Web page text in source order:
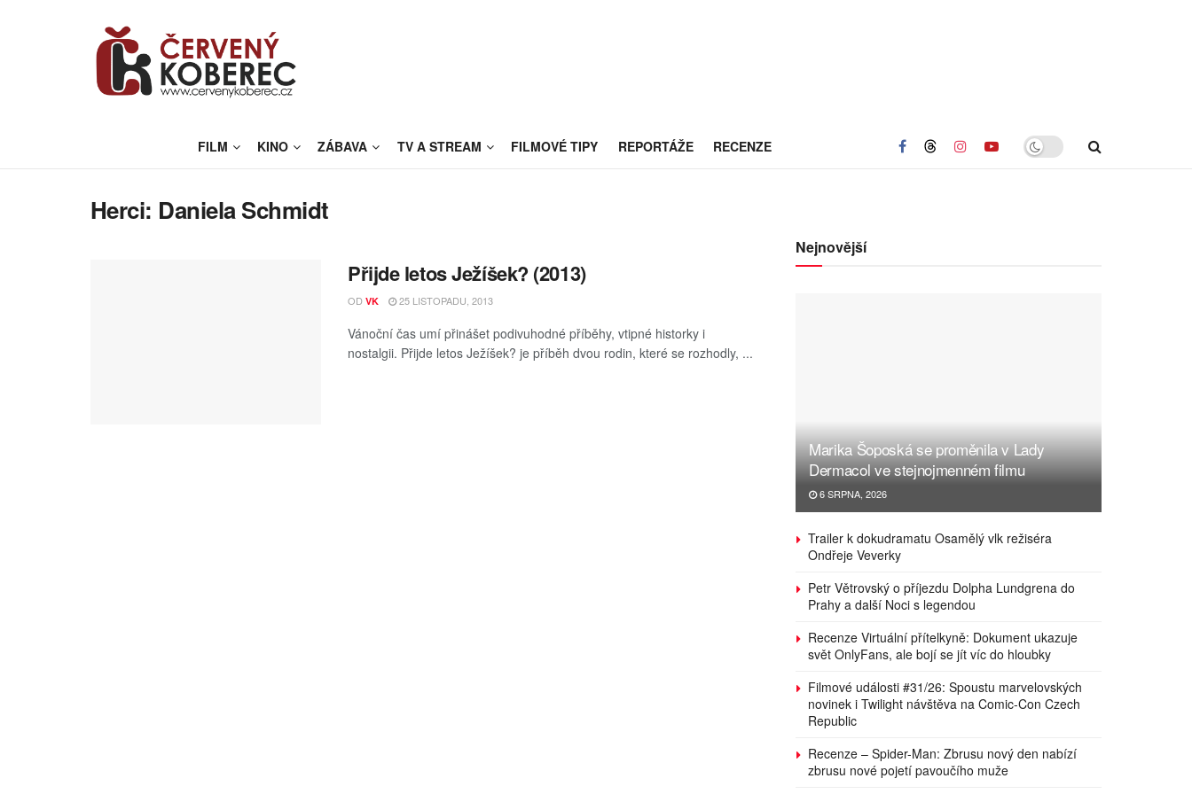
FILM KINO ZÁBAVA TV A STREAM FILMOVÉ TIPY REPORTÁŽE RECENZE
Herci: Daniela Schmidt
Přijde letos Ježíšek? (2013)
OD VK 25 LISTOPADU, 2013
Vánoční čas umí přinášet podivuhodné příběhy, vtipné historky i
nostalgii. Přijde letos Ježíšek? je příběh dvou rodin, které se rozhodly, ...
Nejnovější
Marika Šoposká se proměnila v Lady
Dermacol ve stejnojmenném filmu
6 SRPNA, 2026
Trailer k dokudramatu Osamělý vlk režiséra
Ondřeje Veverky
Petr Větrovský o příjezdu Dolpha Lundgrena do
Prahy a další Noci s legendou
Recenze Virtuální přítelkyně: Dokument ukazuje
svět OnlyFans, ale bojí se jít víc do hloubky
Filmové události #31/26: Spoustu marvelovských
novinek i Twilight návštěva na Comic-Con Czech
Republic
Recenze – Spider-Man: Zbrusu nový den nabízí
zbrusu nové pojetí pavoučího muže